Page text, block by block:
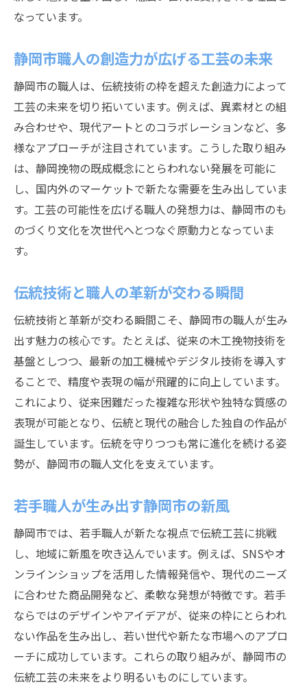
なっています。
静岡市職人の創造力が広げる工芸の未来
静岡市の職人は、伝統技術の枠を超えた創造力によって
工芸の未来を切り拓いています。例えば、異素材との組
み合わせや、現代アートとのコラボレーションなど、多
様なアプローチが注目されています。こうした取り組み
は、静岡挽物の既成概念にとらわれない発展を可能に
し、国内外のマーケットで新たな需要を生み出していま
す。工芸の可能性を広げる職人の発想力は、静岡市のも
のづくり文化を次世代へとつなぐ原動力となっていま
す。
伝統技術と職人の革新が交わる瞬間
伝統技術と革新が交わる瞬間こそ、静岡市の職人が生み
出す魅力の核心です。たとえば、従来の木工挽物技術を
基盤としつつ、最新の加工機械やデジタル技術を導入す
ることで、精度や表現の幅が飛躍的に向上しています。
これにより、従来困難だった複雑な形状や独特な質感の
表現が可能となり、伝統と現代の融合した独自の作品が
誕生しています。伝統を守りつつも常に進化を続ける姿
勢が、静岡市の職人文化を支えています。
若手職人が生み出す静岡市の新風
静岡市では、若手職人が新たな視点で伝統工芸に挑戦
し、地域に新風を吹き込んでいます。例えば、SNSやオ
ンラインショップを活用した情報発信や、現代のニーズ
に合わせた商品開発など、柔軟な発想が特徴です。若手
ならではのデザインやアイデアが、従来の枠にとらわれ
ない作品を生み出し、若い世代や新たな市場へのアプロ
ーチに成功しています。これらの取り組みが、静岡市の
伝統工芸の未来をより明るいものにしています。